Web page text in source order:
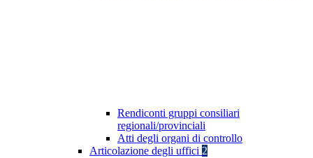
Rendiconti gruppi consiliari
regionali/provinciali
Atti degli organi di controllo
Articolazione degli uffici 2